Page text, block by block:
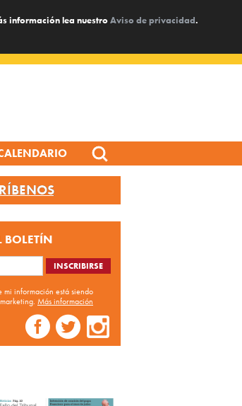
información lea nuestroAviso de privacidad.
Search
for:
BOLETÍN
información está siendo
Más información